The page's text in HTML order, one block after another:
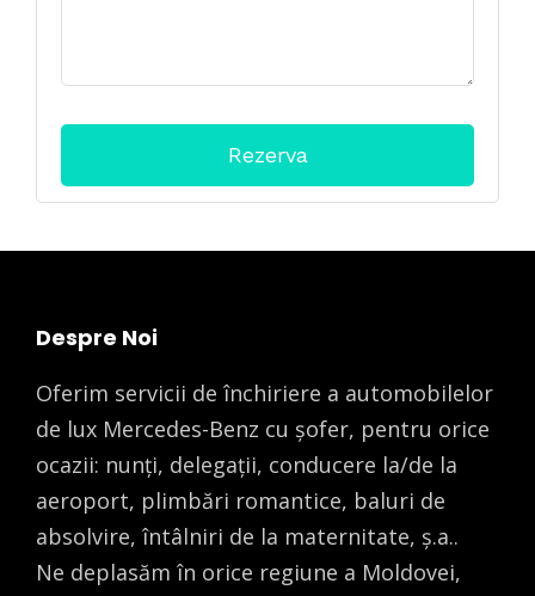
Despre Noi
Oferim servicii de închiriere a automobilelor
de lux Mercedes-Benz cu șofer, pentru orice
ocazii: nunți, delegații, conducere la/de la
aeroport, plimbări romantice, baluri de
absolvire, întâlniri de la maternitate, ș.a..
Ne deplasăm în orice regiune a Moldovei,